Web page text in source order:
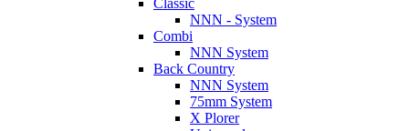
Classic
NNN - System
Combi
NNN System
Back Country
NNN System
75mm System
X Plorer